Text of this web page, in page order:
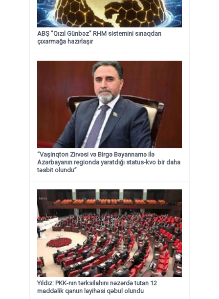
ABŞ "Qızıl Günbəz" RHM sistemini sınaqdan
çıxarmağa hazırlaşır
“Vaşinqton Zirvəsi və Birgə Bəyannamə ilə
Azərbayanın regionda yaratdığı status-kvo bir daha
təsbit olundu”
Yıldız: PKK-nın tərksilahını nəzərdə tutan 12
maddəlik qanun layihəsi qəbul olundu ​​​​​​​